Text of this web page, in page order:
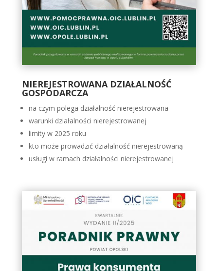
NIEREJESTROWANA DZIAŁALNOŚĆ
GOSPODARCZA
na czym polega działalność nierejestrowana
warunki działalności nierejestrowanej
limity w 2025 roku
kto może prowadzić działalność nierejestrowaną
usługi w ramach działalności nierejestrowanej